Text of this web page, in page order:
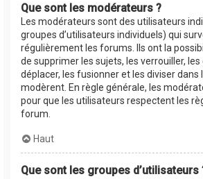
Que sont les modérateurs ?
Les modérateurs sont des utilisateurs
groupes d’utilisateurs individuels) qui
régulièrement les forums. Ils ont la
de supprimer les sujets, les verrouiller, les
déplacer, les fusionner et les diviser dans
modèrent. En règle générale, les
pour que les utilisateurs respectent les
forum.
Haut
Que sont les groupes d’utilisateurs